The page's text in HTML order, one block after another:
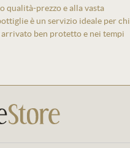
prezzo e alla vasta
è un servizio ideale per chi
arrivato ben protetto e nei tempi